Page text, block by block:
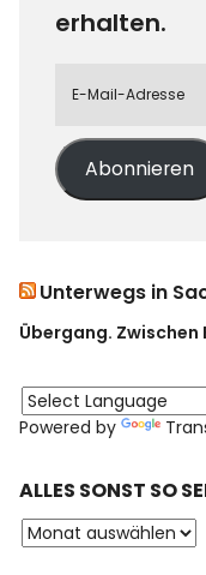
erhalten.
Abonnieren
Unterwegs in
Übergang. Zwischen
Powered by
ALLES SONST SO